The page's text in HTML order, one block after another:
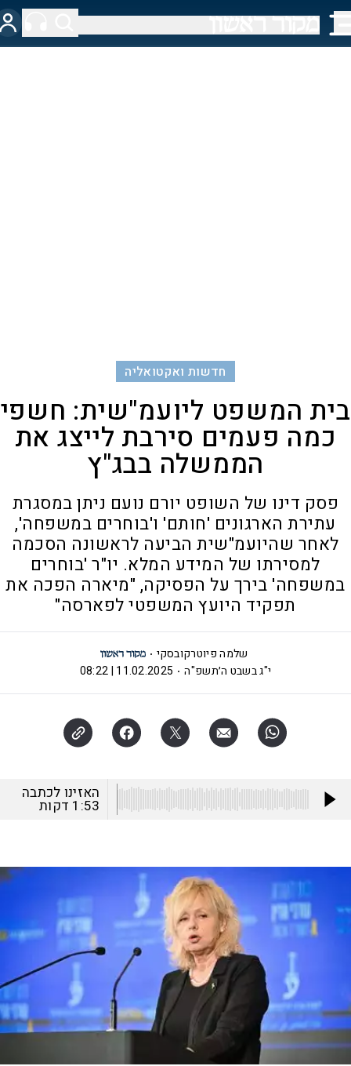
חדשות ואקטואליה
בית המשפט ליועמ"שית: חשפי
כמה פעמים סירבת לייצג את
הממשלה בבג"ץ
פסק דינו של השופט יורם נועם ניתן במסגרת
עתירת הארגונים 'חותם' ו'בוחרים במשפחה',
לאחר שהיועמ"שית הביעה לראשונה הסכמה
למסירתו של המידע המלא. יו"ר 'בוחרים
במשפחה' בירך על הפסיקה, "מיארה הפכה את
תפקיד היועץ המשפטי לפארסה"
שלמה פיוטרקובסקי
י"ג בשבט ה׳תשפ"ה
11.02.2025 | 08:22
האזינו לכתבה
1:53 דקות